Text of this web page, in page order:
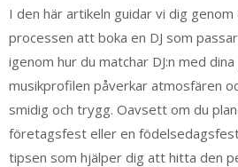
I den här artikeln guidar vi dig
processen att boka en DJ som
igenom hur du matchar DJ:n med
musikprofilen påverkar atmosfären
smidig och trygg. Oavsett om du
företagsfest eller en
tipsen som hjälper dig att hitta den